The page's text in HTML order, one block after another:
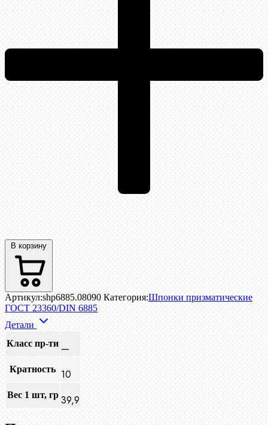
В корзину
Артикул:shp6885.08090 Категория:Шпонки призматические
ГОСТ 23360/DIN 6885
Детали
Класс пр-ти —
Кратность 10
Вес 1 шт, гр 39,9